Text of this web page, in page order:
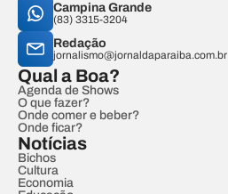
Campina Grande
(83) 3315-3204
Redação
jornalismo@jornaldaparaiba.com.br
Qual a Boa?
Agenda de Shows
O que fazer?
Onde comer e beber?
Onde ficar?
Notícias
Bichos
Cultura
Economia